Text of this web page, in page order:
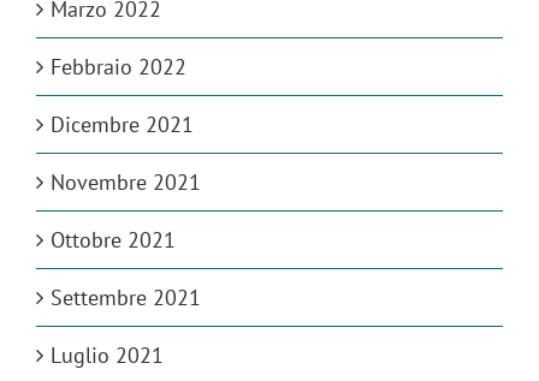
Marzo 2022
Febbraio 2022
Dicembre 2021
Novembre 2021
Ottobre 2021
Settembre 2021
Luglio 2021